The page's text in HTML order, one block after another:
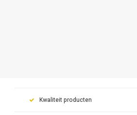
Kwaliteit producten